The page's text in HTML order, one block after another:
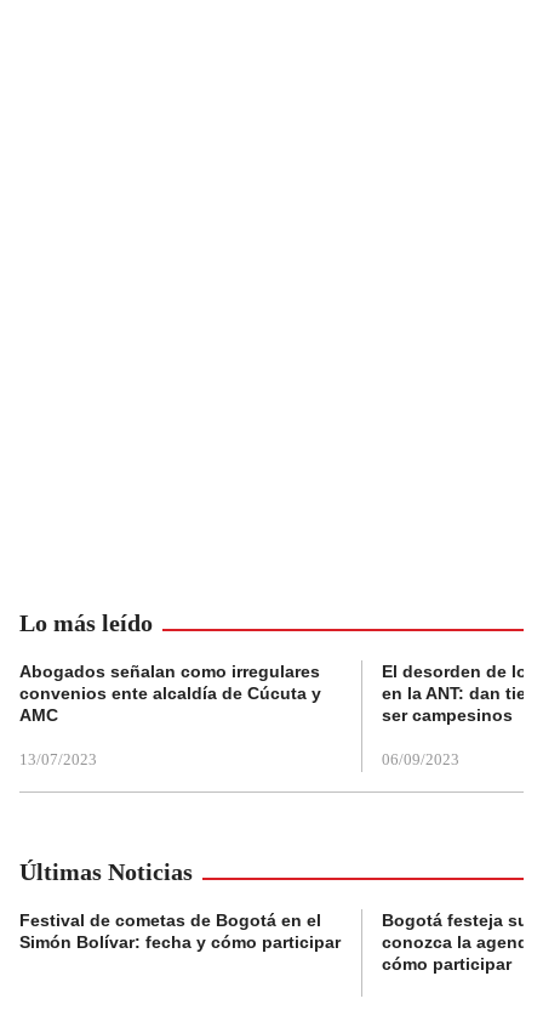
Lo más leído
Abogados señalan como irregulares
convenios ente alcaldía de Cúcuta y
AMC
13/07/2023
El desorden de
en la ANT: dan
ser campesinos
06/09/2023
Últimas Noticias
Festival de cometas de Bogotá en el
Simón Bolívar: fecha y cómo participar
Bogotá festeja su
conozca la
cómo participar